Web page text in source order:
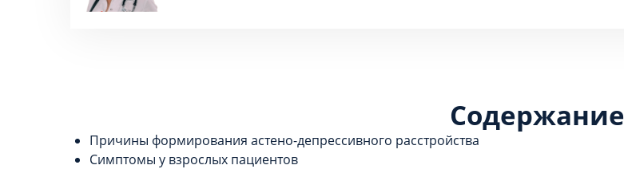
Содержание
Причины формирования астено-депрессивного расстройства
Симптомы у взрослых пациентов